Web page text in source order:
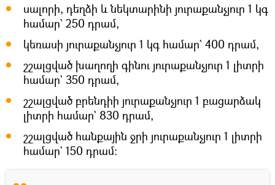
սալորի, դեղձի և նեկտարինի յուրաքանչյուր 1 կգ
համար` 250 դրամ,
կեռասի յուրաքանչյուր 1 կգ համար` 400 դրամ,
շշալցված խաղողի գինու յուրաքանչյուր 1 լիտրի
համար` 350 դրամ,
շշալցված բրենդիի յուրաքանչյուր 1 բացարձակ
լիտրի համար` 830 դրամ,
շշալցված հանքային ջրի յուրաքանչյուր 1 լիտրի
համար` 150 դրամ։